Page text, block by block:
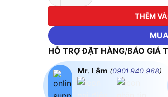
THÊM
HỖ TRỢ ĐẶT HÀNG/BÁO
Mr. Lâm (0901.940.968)